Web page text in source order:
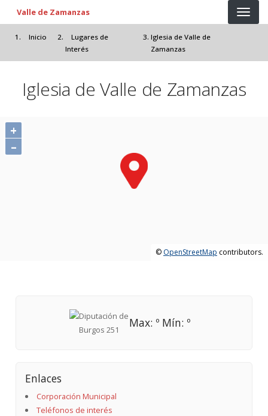
Pasar al contenido principal
Valle de Zamanzas
Inicio
Lugares de
Interés
Iglesia de Valle de
Zamanzas
Iglesia de Valle de Zamanzas
+
–
© OpenStreetMap contributors.
Max: º Mín: º
Enlaces
Corporación Municipal
Teléfonos de interés